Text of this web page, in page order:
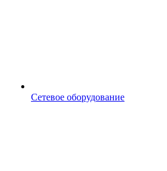
Сетевое оборудование